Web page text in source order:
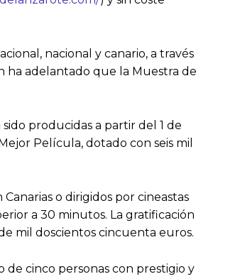
nacional y canario, a través
ha adelantado que la Muestra de
producidas a partir del 1 de
Película, dotado con seis mil
o dirigidos por cineastas
a 30 minutos. La gratificación
mil doscientos cincuenta euros.
cinco personas con prestigio y